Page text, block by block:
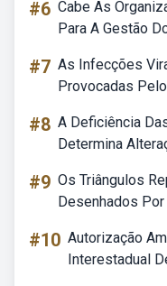
#6 Cabe As
Para A Gestão
#7 As Infecções
Provocadas
#8 A Deficiência
Determina
#9 Os Triângulos
Desenhados
#10 Autorização
Interestadual